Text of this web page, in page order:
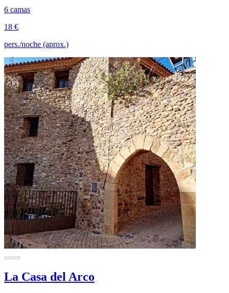
6 camas
18 €
pers./noche (aprox.)
La Casa del Arco